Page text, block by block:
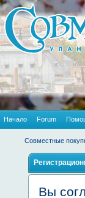
Начало Forum
Совместные
Вы